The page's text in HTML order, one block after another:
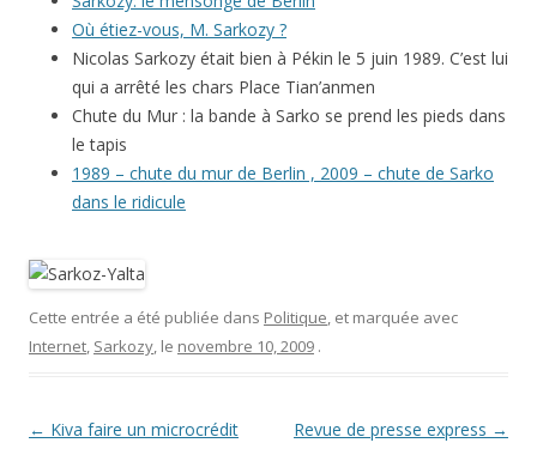
Où étiez-vous, M. Sarkozy ?
Nicolas Sarkozy était bien à Pékin le 5 juin 1989. C’est lui
qui a arrêté les chars Place Tian’anmen
Chute du Mur : la bande à Sarko se prend les pieds dans
le tapis
1989 – chute du mur de Berlin , 2009 – chute de Sarko
dans le ridicule
Cette entrée a été publiée dans Politique, et marquée avec
Internet, Sarkozy, le novembre 10, 2009 .
Navigation des articles
← Kiva faire un microcrédit Revue de presse express →